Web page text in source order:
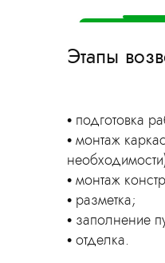
Этапы
подготовка
монтаж
монтаж
разметка;
заполнение
отделка.